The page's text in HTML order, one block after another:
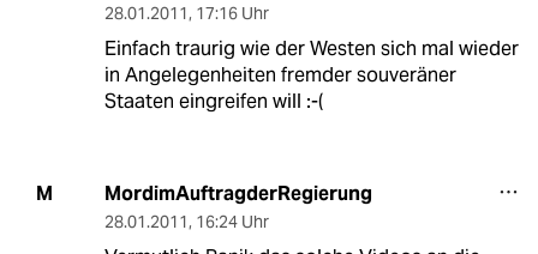
28.01.2011, 17:16 Uhr
Einfach traurig wie der Westen sich mal wieder
in Angelegenheiten fremder souveräner
Staaten eingreifen will :-(
M MordimAuftragderRegierung
28.01.2011, 16:24 Uhr